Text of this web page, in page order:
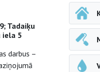
Tadaiķu
iela 5
darbus –